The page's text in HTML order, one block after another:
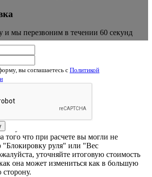
и мы перезвоним в течении 60 секунд
вы соглашаетесь cПолитикой
расчёта стоимости
баранцево
рассчитанная самостоятельно
указанная на сайте может отличаться
того что при расчете вы могли не
"Блокировку руля" или "Вес
уточняйте итоговую стоимость
она может измениться как в большую